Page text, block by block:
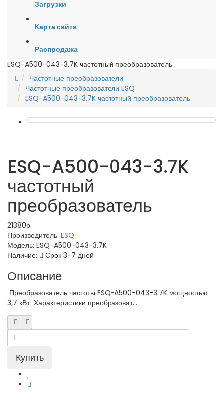
Загрузки
Карта сайта
Распродажа
ESQ-A500-043-3.7K частотный преобразователь
Частотные преобразователи
Частотные преобразователи ESQ
ESQ-A500-043-3.7K частотный преобразователь
ESQ-A500-043-3.7K
частотный
преобразователь
21380р.
Производитель: ESQ
Модель: ESQ-A500-043-3.7K
Наличие:
Срок 3-7 дней
Описание
Преобразователь частоты ESQ-A500-043-3.7K мощностью
3,7 кВт Характеристики преобразоват...